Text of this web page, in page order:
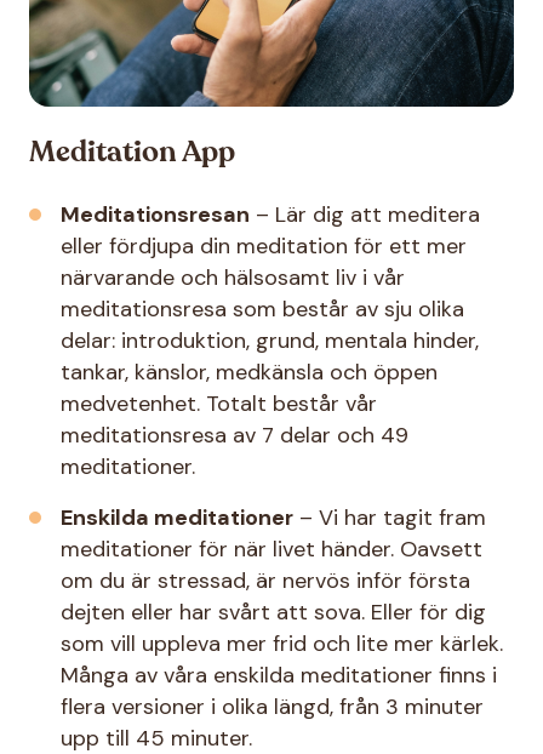
Meditation App
Meditationsresan – Lär dig att meditera
eller fördjupa din meditation för ett mer
närvarande och hälsosamt liv i vår
meditationsresa som består av sju olika
delar: introduktion, grund, mentala hinder,
tankar, känslor, medkänsla och öppen
medvetenhet. Totalt består vår
meditationsresa av 7 delar och 49
meditationer.
Enskilda meditationer – Vi har tagit fram
meditationer för när livet händer. Oavsett
om du är stressad, är nervös inför första
dejten eller har svårt att sova. Eller för dig
som vill uppleva mer frid och lite mer kärlek.
Många av våra enskilda meditationer finns i
flera versioner i olika längd, från 3 minuter
upp till 45 minuter.